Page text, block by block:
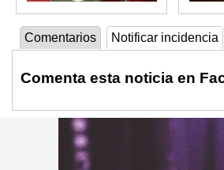
Comentarios Notificar incidencia
Comenta esta noticia en